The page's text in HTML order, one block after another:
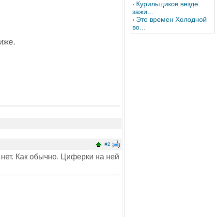
#2
Как обычно. Циферки на ней
Курильщиков везде
зажи...
Это времен Холодной
во...